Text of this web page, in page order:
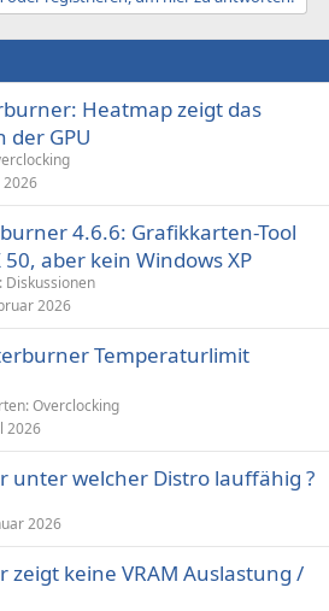
Heatmap zeigt das
der GPU
2026
4.6.6: Grafikkarten-Tool
aber kein Windows XP
Diskussionen
2026
Temperaturlimit
Overclocking
2026
unter welcher Distro lauffähig ?
2026
zeigt keine VRAM Auslastung /